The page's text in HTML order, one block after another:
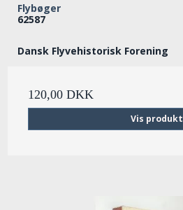
Flybøger
62587
Dansk Flyvehistorisk Forening
120,00 DKK
Vis produkt